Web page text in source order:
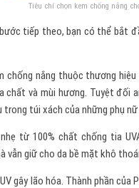
Tiêu chí chọn kem chống nắng
tiếp theo, bạn có thể bắt
chống nắng thuộc thương
chất và mùi hương. Tuyệt đối
túi xách của những phụ
từ 100% chất chống tia
vẫn giữ cho da bề mặt khô
gây lão hóa. Thành phần